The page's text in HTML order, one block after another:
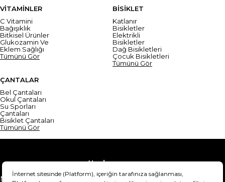
VİTAMİNLER
C Vitamini
Bağışıklık
Bitkisel Ürünler
Glukozamin Ve
Eklem Sağlığı
Tümünü Gör
BİSİKLET
Katlanır
Bisikletler
Elektrikli
Bisikletler
Dağ Bisikletleri
Çocuk Bisikletleri
Tümünü Gör
ÇANTALAR
Bel Çantaları
Okul Çantaları
Su Sporları
Çantaları
Bisiklet Çantaları
Tümünü Gör
Yardım
Mesafeli Satış Sözleşmesi
Teslimat Bilgisi